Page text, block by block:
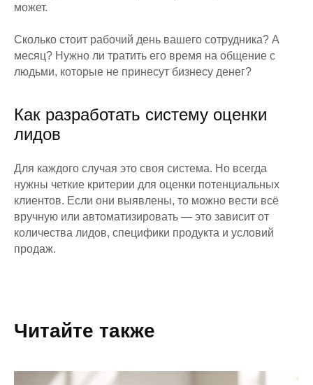
может.
Сколько стоит рабочий день вашего сотрудника? А
месяц? Нужно ли тратить его время на общение с
людьми, которые не принесут бизнесу денег?
Как разработать систему оценки
лидов
Для каждого случая это своя система. Но всегда
нужны четкие критерии для оценки потенциальных
клиентов. Если они выявлены, то можно вести всё
вручную или автоматизировать — это зависит от
количества лидов, специфики продукта и условий
продаж.
Читайте также